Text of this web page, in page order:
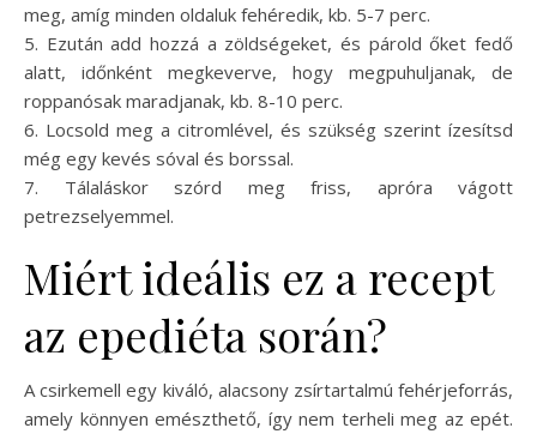
meg, amíg minden oldaluk fehéredik, kb. 5-7 perc.
5. Ezután add hozzá a zöldségeket, és párold őket fedő
alatt, időnként megkeverve, hogy megpuhuljanak, de
roppanósak maradjanak, kb. 8-10 perc.
6. Locsold meg a citromlével, és szükség szerint ízesítsd
még egy kevés sóval és borssal.
7. Tálaláskor szórd meg friss, apróra vágott
petrezselyemmel.
Miért ideális ez a recept
az epediéta során?
A csirkemell egy kiváló, alacsony zsírtartalmú fehérjeforrás,
amely könnyen emészthető, így nem terheli meg az epét.